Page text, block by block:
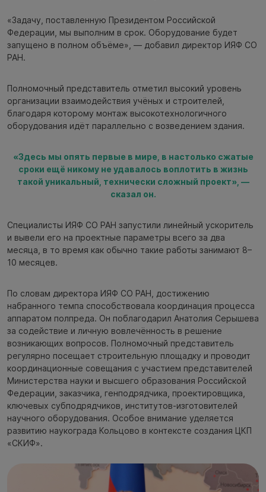
«Задачу, поставленную Президентом Российской
Федерации, мы выполним в срок. Оборудование будет
запущено в полном объёме», — добавил директор ИЯФ СО
РАН.
Полномочный представитель отметил высокий уровень
организации взаимодействия учёных и строителей,
благодаря которому монтаж высокотехнологичного
оборудования идёт параллельно с возведением здания.
«Здесь мы опять первые в мире, в настолько сжатые
сроки ещё никому не удавалось воплотить в жизнь
такой уникальный, технически сложный проект», —
сказал он.
Специалисты ИЯФ СО РАН запустили линейный ускоритель
и вывели его на проектные параметры всего за два
месяца, в то время как обычно такие работы занимают 8–
10 месяцев.
По словам директора ИЯФ СО РАН, достижению
набранного темпа способствовала координация процесса
аппаратом полпреда. Он поблагодарил Анатолия Серышева
за содействие и личную вовлечённость в решение
возникающих вопросов. Полномочный представитель
регулярно посещает строительную площадку и проводит
координационные совещания с участием представителей
Министерства науки и высшего образования Российской
Федерации, заказчика, генподрядчика, проектировщика,
ключевых субподрядчиков, институтов-изготовителей
научного оборудования. Особое внимание уделяется
развитию наукограда Кольцово в контексте создания ЦКП
«СКИФ».